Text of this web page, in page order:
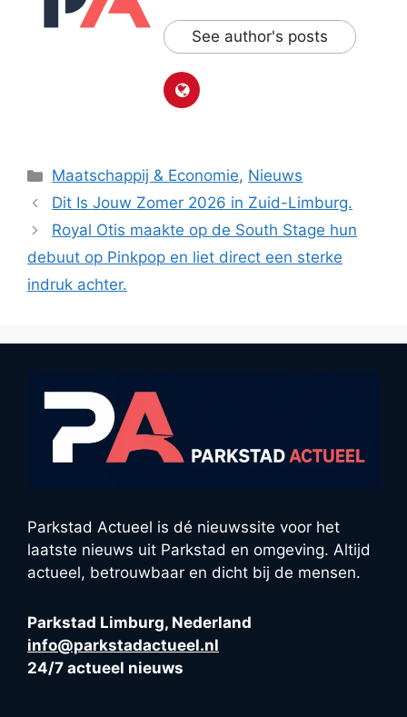
See author's posts
Categorieën
Maatschappij & Economie, Nieuws
Dit Is Jouw Zomer 2026 in Zuid-Limburg.
Royal Otis maakte op de South Stage hun
debuut op Pinkpop en liet direct een sterke
indruk achter.
Parkstad Actueel is dé nieuwssite voor het
laatste nieuws uit Parkstad en omgeving. Altijd
actueel, betrouwbaar en dicht bij de mensen.
Parkstad Limburg, Nederland
info@parkstadactueel.nl
24/7 actueel nieuws